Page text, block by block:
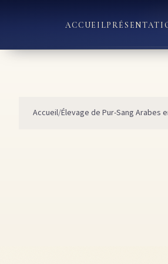
ACCUEIL
Accueil Élevage de Pur-Sang Arabes